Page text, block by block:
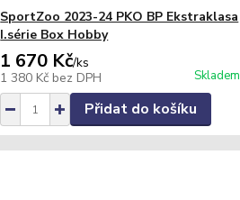
SportZoo 2023-24 PKO BP Ekstraklasa
I.série Box Hobby
1 670 Kč/ks
1 380 Kč bez DPH Skladem
Přidat do košíku